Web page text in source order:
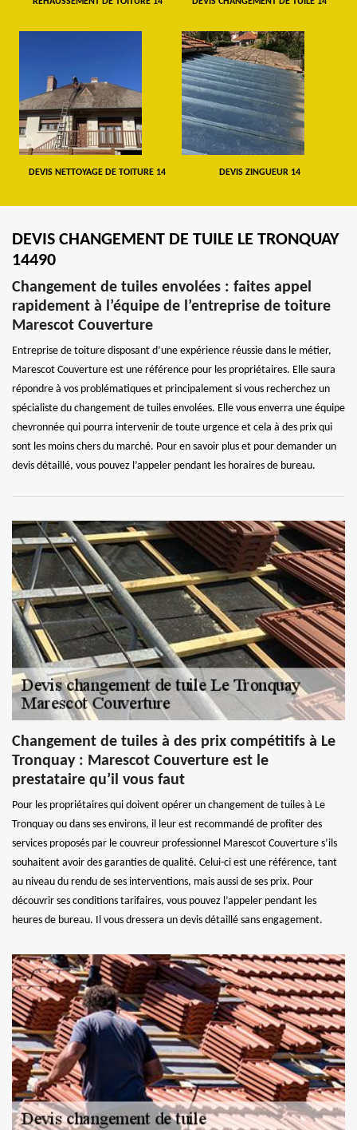
DEVIS NETTOYAGE DE TOITURE 14 DEVIS ZINGUEUR 14
DEVIS CHANGEMENT DE TUILE LE TRONQUAY
14490
Changement de tuiles envolées : faites appel
rapidement à l’équipe de l’entreprise de toiture
Marescot Couverture
Entreprise de toiture disposant d’une expérience réussie dans le métier,
Marescot Couverture est une référence pour les propriétaires. Elle saura
répondre à vos problématiques et principalement si vous recherchez un
spécialiste du changement de tuiles envolées. Elle vous enverra une équipe
chevronnée qui pourra intervenir de toute urgence et cela à des prix qui
sont les moins chers du marché. Pour en savoir plus et pour demander un
devis détaillé, vous pouvez l’appeler pendant les horaires de bureau.
Changement de tuiles à des prix compétitifs à Le
Tronquay : Marescot Couverture est le
prestataire qu’il vous faut
Pour les propriétaires qui doivent opérer un changement de tuiles à Le
Tronquay ou dans ses environs, il leur est recommandé de profiter des
services proposés par le couvreur professionnel Marescot Couverture s’ils
souhaitent avoir des garanties de qualité. Celui-ci est une référence, tant
au niveau du rendu de ses interventions, mais aussi de ses prix. Pour
découvrir ses conditions tarifaires, vous pouvez l’appeler pendant les
heures de bureau. Il vous dressera un devis détaillé sans engagement.